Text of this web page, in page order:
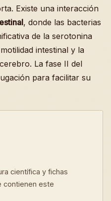
Existe una interacción
, donde las bacterias
de la serotonina
intestinal y la
La fase II del
para facilitar su
científica y fichas
contienen este